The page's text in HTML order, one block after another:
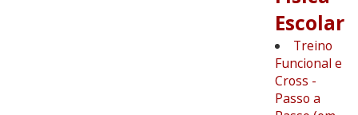
Escolar
Treino
Funcional e
Cross -
Passo a